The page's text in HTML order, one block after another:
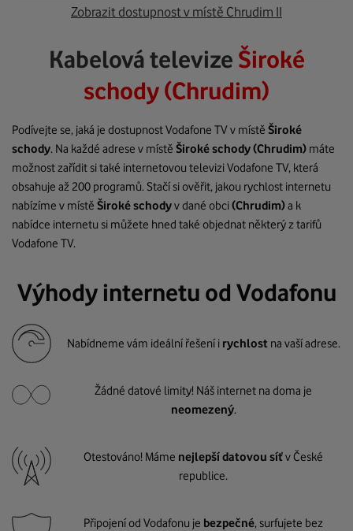
Zobrazit dostupnost v místě Chrudim II
Kabelová televize Široké
schody (Chrudim)
Podívejte se, jaká je dostupnost Vodafone TV v místě Široké
schody. Na každé adrese v místě Široké schody(Chrudim) máte
možnost zařídit si také internetovou televizi Vodafone TV, která
obsahuje až 200 programů. Stačí si ověřit, jakou rychlost internetu
nabízíme v místě Široké schodyv dané obci(Chrudim)a k
nabídce internetu si můžete hned také objednat některý z tarifů
Vodafone TV.
Výhody internetu od Vodafonu
Nabídneme vám ideální řešení i rychlost na vaší adrese.
Žádné datové limity! Náš internet na doma je
neomezený.
Otestováno! Máme nejlepší datovou síťv České
republice.
Připojení od Vodafonu je bezpečné, surfujete bez